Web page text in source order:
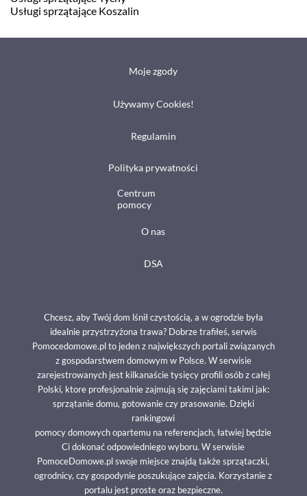
Usługi sprzątające Koszalin
Moje zgody
Używamy Cookies!
Regulamin
Polityka prywatności
Centrum
pomocy
O nas
DSA
Chcesz, aby Twój dom lśnił czystością, a w ogrodzie była
idealnie przystrzyżona trawa? Dobrze trafiłeś, serwis
Pomocedomowe.pl to jeden z największych portali związanych
z gospodarstwem domowym w Polsce. W serwisie
zarejestrowanych jest kilkanaście tysięcy profili osób z całej
Polski, ktore profesjonalnie zajmują się zajęciami takimi jak:
sprzątanie domu, gotowanie czy prasowanie. Dzięki
rankingowi
pomocy domowych opartemu na referencjach, łatwiej będzie
Ci dokonać odpowiedniego wyboru. W serwisie
PomoceDomowe.pl swoje miejsce znajdą także sprzątaczki,
ogrodnicy, czy gospodynie poszukujące zajęcia. Korzystanie z
portalu jest proste oraz bezpieczne.